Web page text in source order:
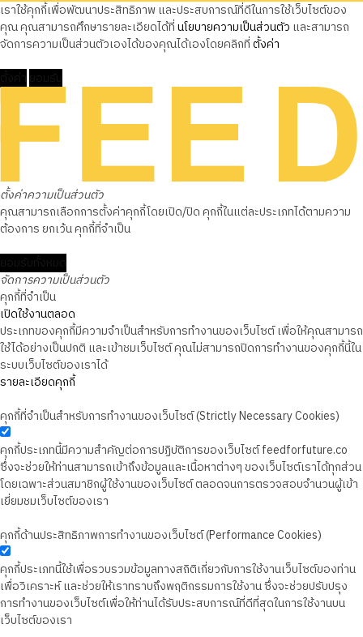
เราใช้คุกกี้เพื่อพัฒนาประสิทธิภาพ และประสบการณ์ที่ดีในการใช้เว็บไซต์ของ
คุณ คุณสามารถศึกษารายละเอียดได้ที่นโยบายความเป็นส่วนตัว และสามารถ
จัดการความเป็นส่วนตัวเองได้ของคุณได้เองโดยคลิกที่ตั้งค่า
ตั้งค่าความเป็นส่วนตัว
คุณสามารถเลือกการตั้งค่าคุกกี้โดยเปิด/ปิด คุกกี้ในแต่ละประเภทได้ตามความ
ต้องการ ยกเว้น คุกกี้ที่จำเป็น
จัดการความเป็นส่วนตัว
คุกกี้ที่จำเป็น
เปิดใช้งานตลอด
ประเภทของคุกกี้มีความจำเป็นสำหรับการทำงานของเว็บไซต์ เพื่อให้คุณสามารถ
ใช้ได้อย่างเป็นปกติ และเข้าชมเว็บไซต์ คุณไม่สามารถปิดการทำงานของคุกกี้นี้ใน
ระบบเว็บไซต์ของเราได้
รายละเอียดคุกกี้
คุกกี้ที่จำเป็นสำหรับการทำงานของเว็บไซต์ (Strictly Necessary Cookies)
คุกกี้ประเภทนี้มีความสำคัญต่อการปฏิบัติการของเว็บไซต์ feedforfuture.co
ซึ่งจะช่วยให้ท่านสามารถเข้าถึงข้อมูลและเนื้อหาต่างๆ ของเว็บไซต์เราได้ทุกส่วน
โดยเฉพาะส่วนสมาชิกผู้ใช้งานของเว็บไซต์ ตลอดจนการตรวจสอบจำนวนผู้เข้า
เยี่ยมชมเว็บไซต์ของเรา
คุกกี้ด้านประสิทธิภาพการทำงานของเว็บไซต์ (Performance Cookies)
คุกกี้ประเภทนี้ใช้เพื่อรวบรวมข้อมูลทางสถิติเกี่ยวกับการใช้งานเว็บไซต์ของท่าน
เพื่อวิเคราะห์ และช่วยให้เราทราบถึงพฤติกรรมการใช้งาน ซึ่งจะช่วยปรับปรุง
การทำงานของเว็บไซต์เพื่อให้ท่านได้รับประสบการณ์ที่ดีที่สุดในการใช้งานบน
เว็บไซต์ของเรา